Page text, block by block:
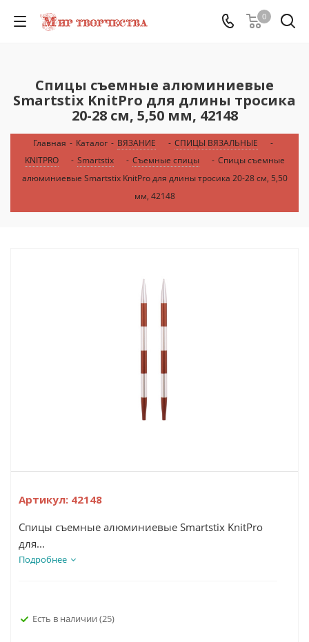
0
Спицы съемные алюминиевые
Smartstix KnitPro для длины тросика
20-28 см, 5,50 мм, 42148
Главная - Каталог - ВЯЗАНИЕ - СПИЦЫ ВЯЗАЛЬНЫЕ
-
KNITPRO
- Smartstix - Съемные спицы - Спицы съемные
алюминиевые Smartstix KnitPro для длины тросика 20-28 см, 5,50
мм, 42148
Артикул: 42148
Спицы съемные алюминиевые Smartstix KnitPro
для...
Подробнее
Есть в наличии (25)